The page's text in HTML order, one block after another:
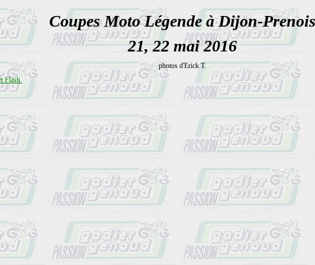
Coupes Moto Légende à Dijon-Prenois
21, 22 mai 2016
photos d'Erick T.
Flash.